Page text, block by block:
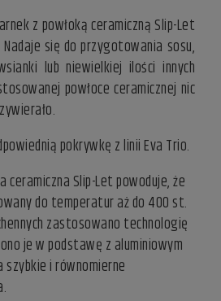
z powłoką ceramiczną Slip-Let
się do przygotowania sosu,
lub niewielkiej ilości innych
powłoce ceramicznej nic
pokrywkę z linii Eva Trio.
ceramiczna Slip-Let powoduje, że
do temperatur aż do 400 st.
zastosowano technologię
je w podstawę z aluminiowym
szybkie i równomierne